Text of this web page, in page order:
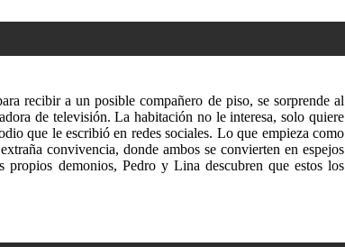
recibir a un posible compañero de piso, se sorprende al
de televisión. La habitación no le interesa, solo quiere
que le escribió en redes sociales. Lo que empieza como
convivencia, donde ambos se convierten en espejos
propios demonios, Pedro y Lina descubren que estos los